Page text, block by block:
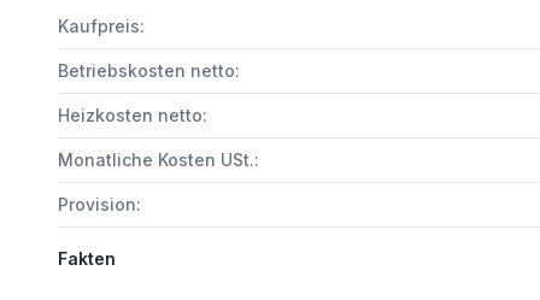
Kaufpreis:
Betriebskosten netto:
Heizkosten netto:
Monatliche Kosten USt.:
Provision:
Fakten